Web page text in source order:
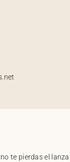
te pierdas el